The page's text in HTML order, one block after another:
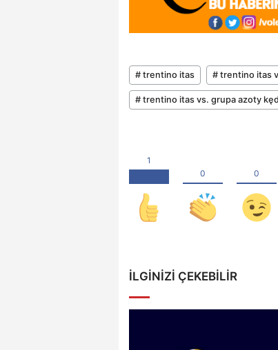
# trentino itas # trentino itas
# trentino itas vs. grupa azoty
İLGINIZI ÇEKEBILIR